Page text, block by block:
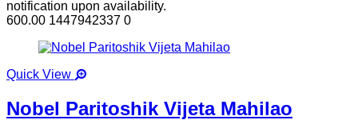
notification upon availability.
600.00 1447942337 0
Quick View
Nobel Paritoshik Vijeta Mahilao